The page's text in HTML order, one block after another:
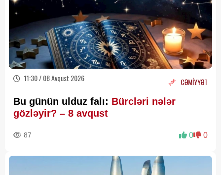
11:30 / 08 Avqust 2026 CƏMİYYƏT
Bu günün ulduz falı: Bürcləri nələr
gözləyir? – 8 avqust
87 0 0